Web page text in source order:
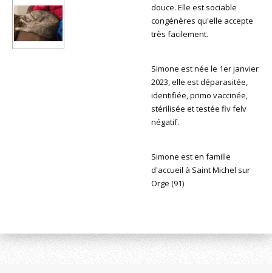
douce. Elle est sociable
congénères qu'elle accepte
très facilement.
Simone est née le 1er janvier
2023, elle est déparasitée,
identifiée, primo vaccinée,
stérilisée et testée fiv felv
négatif.
Simone est en famille
d'accueil à Saint Michel sur
Orge (91)